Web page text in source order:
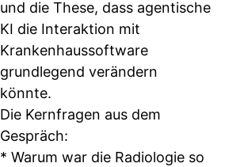
und die These, dass agentische
KI die Interaktion mit
Krankenhaussoftware
grundlegend verändern
könnte.
Die Kernfragen aus dem
Gespräch:
* Warum war die Radiologie so